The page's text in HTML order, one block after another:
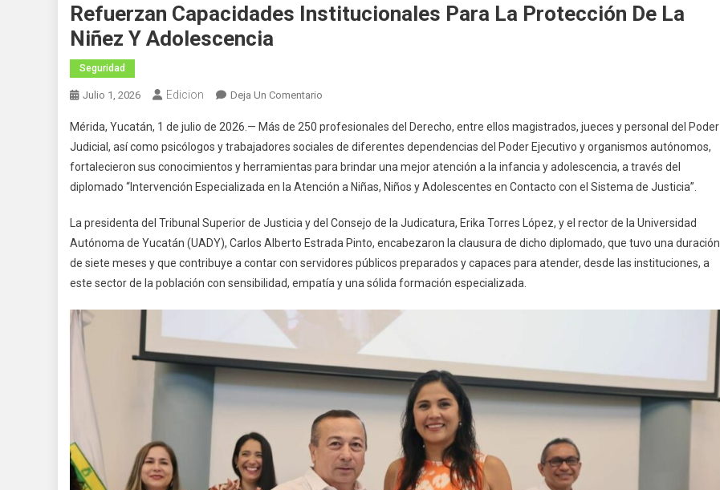
Refuerzan Capacidades Institucionales Para La Protección De La
Niñez Y Adolescencia
Seguridad
Julio 1, 2026 Edicion Deja Un Comentario
Capacidades
Institucionales
Para
La
De
La
Niñez
Y
Mérida, Yucatán, 1 de julio de 2026.— Más de 250 profesionales del Derecho, entre ellos magistrados, jueces y personal del Poder
Judicial, así como psicólogos y trabajadores sociales de diferentes dependencias del Poder Ejecutivo y organismos autónomos,
fortalecieron sus conocimientos y herramientas para brindar una mejor atención a la infancia y adolescencia, a través del
diplomado “Intervención Especializada en la Atención a Niñas, Niños y Adolescentes en Contacto con el Sistema de Justicia”.
La presidenta del Tribunal Superior de Justicia y del Consejo de la Judicatura, Erika Torres López, y el rector de la Universidad
Autónoma de Yucatán (UADY), Carlos Alberto Estrada Pinto, encabezaron la clausura de dicho diplomado, que tuvo una duración
de siete meses y que contribuye a contar con servidores públicos preparados y capaces para atender, desde las instituciones, a
este sector de la población con sensibilidad, empatía y una sólida formación especializada.